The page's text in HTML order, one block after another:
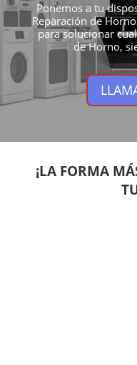
Ponemos a tu
Reparación de
para solucionar
de Horno,
¡LA FORMA